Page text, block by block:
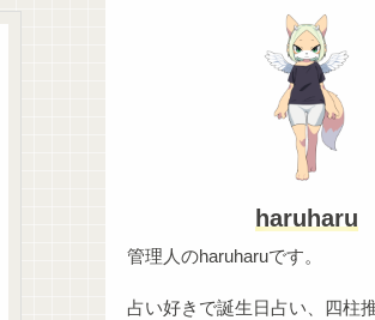
haruharu
管理人のharuharuです。
占い好きで誕生日占い、四柱